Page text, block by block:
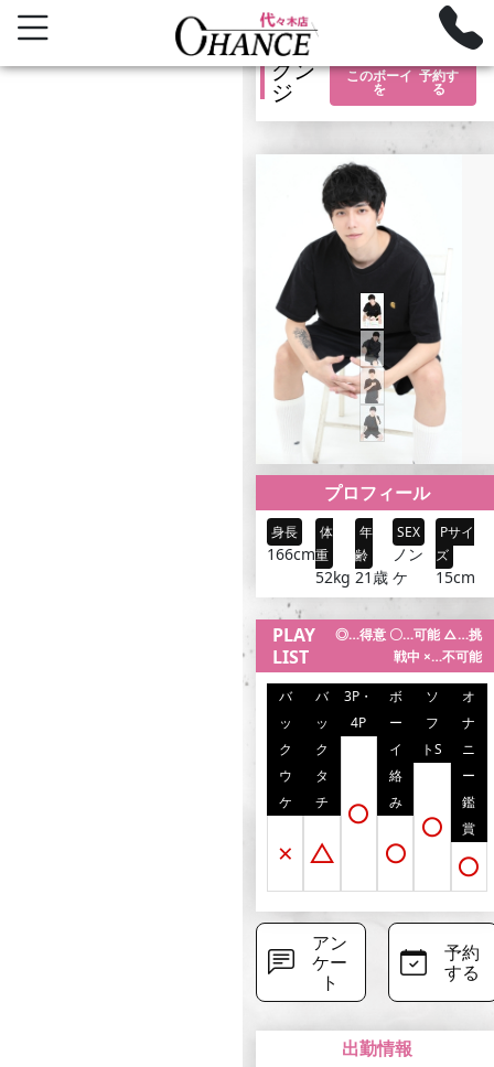
グン
ジ
このボーイ
を
予約す
る
プロフィール
身長
166cm
体
重
52kg
年
齢
21歳
SEX
ノン
ケ
Pサイ
ズ
15cm
PLAY
LIST
◎…得意 〇…可能 △…挑
戦中 ×…不可能
バ
ッ
ク
ウ
ケ
×
バ
ッ
ク
タ
チ
△
3P・
4P
○
ボ
ー
イ
絡
み
○
ソ
フ
トS
○
オ
ナ
ニ
ー
鑑
賞
○
アン
ケー
ト
予約
する
出勤情報